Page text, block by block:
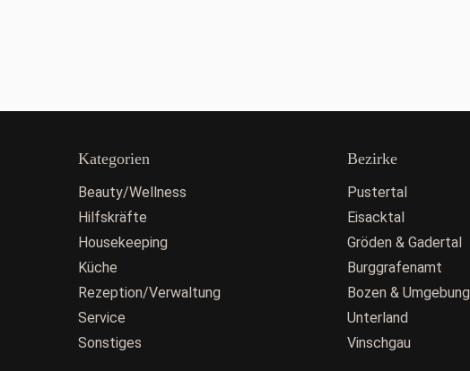
Kategorien
Beauty/Wellness
Hilfskräfte
Housekeeping
Küche
Rezeption/Verwaltung
Service
Sonstiges
Bezirke
Pustertal
Eisacktal
Gröden & Gadertal
Burggrafenamt
Bozen & Umgebung
Unterland
Vinschgau